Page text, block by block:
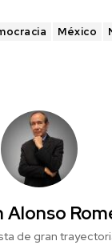
México
Alonso
de gran